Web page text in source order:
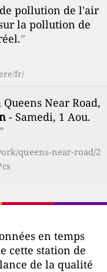
pollution de l'air
la pollution de
”
fr/
Near Road,
- Samedi, 1 Aou.
”
queens-near-road/2
en temps
cette station de
de la qualité